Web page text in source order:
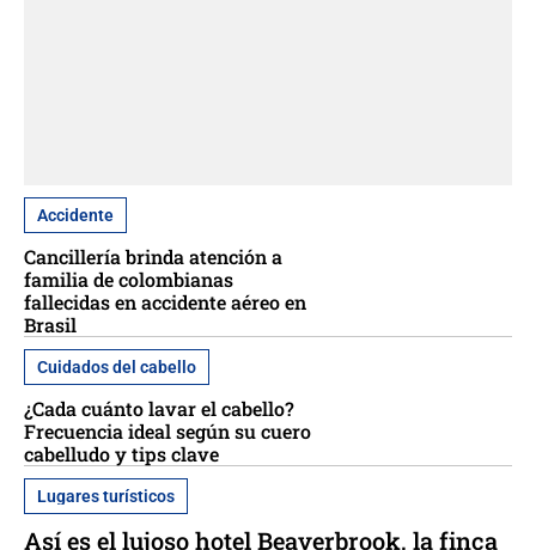
Accidente
Cancillería brinda atención a
familia de colombianas
fallecidas en accidente aéreo en
Brasil
Cuidados del cabello
¿Cada cuánto lavar el cabello?
Frecuencia ideal según su cuero
cabelludo y tips clave
Lugares turísticos
Así es el lujoso hotel Beaverbrook, la finca